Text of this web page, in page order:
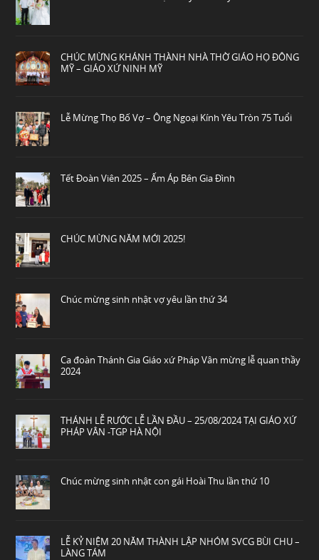
CHÚC MỪNG KHÁNH THÀNH NHÀ THỜ GIÁO HỌ ĐÔNG
MỸ – GIÁO XỨ NINH MỸ
Lễ Mừng Thọ Bố Vợ – Ông Ngoại Kính Yêu Tròn 75 Tuổi
Tết Đoàn Viên 2025 – Ấm Áp Bên Gia Đình
CHÚC MỪNG NĂM MỚI 2025!
Chúc mừng sinh nhật vợ yêu lần thứ 34
Ca đoàn Thánh Gia Giáo xứ Pháp Vân mừng lễ quan thầy
2024
THÁNH LỄ RƯỚC LỄ LẦN ĐẦU – 25/08/2024 TẠI GIÁO XỨ
PHÁP VÂN -TGP HÀ NỘI
Chúc mừng sinh nhật con gái Hoài Thu lần thứ 10
LỄ KỶ NIỆM 20 NĂM THÀNH LẬP NHÓM SVCG BÙI CHU –
LÀNG TÁM